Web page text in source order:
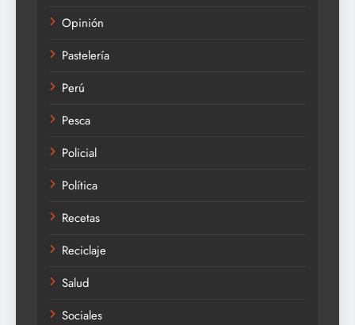
Opinión
Pastelería
Perú
Pesca
Policial
Política
Recetas
Reciclaje
Salud
Sociales